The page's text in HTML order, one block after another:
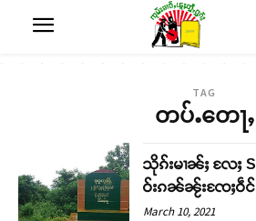
TAG
တပ်ႉတေႃႇ
သိုၵ်းမၢၼ်ႈ လႄႈ
ဝ်းၵၼ်ၼႂ်းၸႄႈဝဵ
March 10, 2021